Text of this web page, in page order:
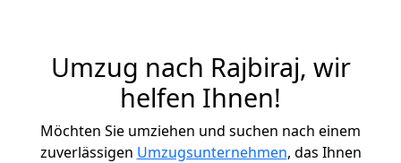
Umzug nach Rajbiraj, wir
helfen Ihnen!
Möchten Sie umziehen und suchen nach einem
zuverlässigen Umzugsunternehmen, das Ihnen